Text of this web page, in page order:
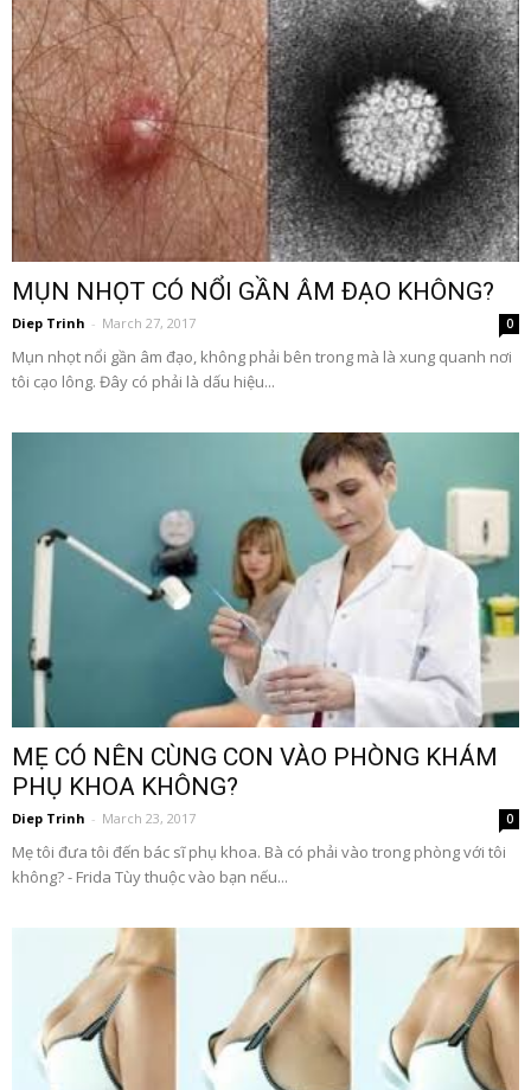
MỤN NHỌT CÓ NỔI GẦN ÂM ĐẠO KHÔNG?
Diep Trinh - March 27, 2017 0
Mụn nhọt nổi gần âm đạo, không phải bên trong mà là xung quanh nơi
tôi cạo lông. Đây có phải là dấu hiệu...
MẸ CÓ NÊN CÙNG CON VÀO PHÒNG KHÁM
PHỤ KHOA KHÔNG?
Diep Trinh - March 23, 2017 0
Mẹ tôi đưa tôi đến bác sĩ phụ khoa. Bà có phải vào trong phòng với tôi
không? - Frida Tùy thuộc vào bạn nếu...